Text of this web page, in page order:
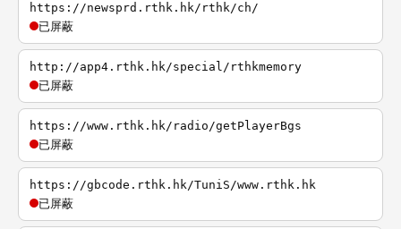
https://newsprd.rthk.hk/rthk/ch/
已屏蔽
http://app4.rthk.hk/special/rthkmemory
已屏蔽
https://www.rthk.hk/radio/getPlayerBgs
已屏蔽
https://gbcode.rthk.hk/TuniS/www.rthk.hk
已屏蔽